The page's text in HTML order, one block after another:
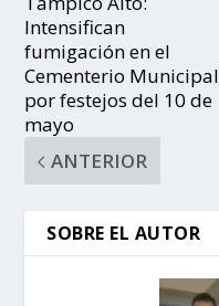
Intensifican
fumigación en el
Cementerio Municipal
por festejos del 10 de
mayo
ANTERIOR
SOBRE EL AUTOR